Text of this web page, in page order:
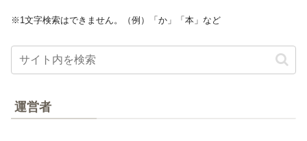
※1文字検索はできません。（例）「か」「本」など
運営者